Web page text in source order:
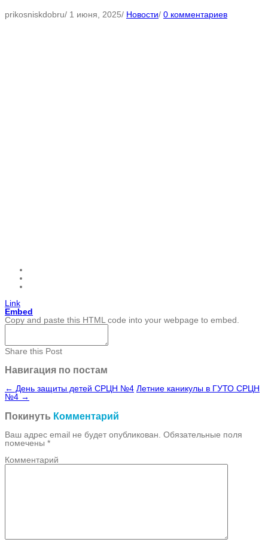
prikosniskdobru/ 1 июня, 2025/ Новости/ 0 комментариев
Link
Embed
Copy and paste this HTML code into your webpage to embed.
Share this Post
Навигация по постам
← День защиты детей СРЦН №4 Летние каникулы в ГУТО СРЦН
№4 →
Покинуть Комментарий
Ваш адрес email не будет опубликован. Обязательные поля
помечены *
Комментарий